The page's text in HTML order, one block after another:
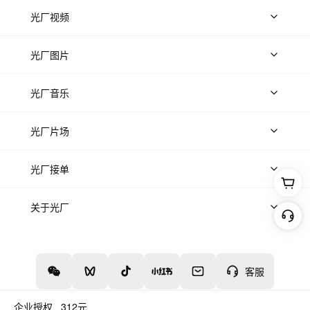
企业授权 312元
客服
光厂视频
上传视频
光厂图片
上传图片
光厂音乐
热门音乐
光厂片场
上传案例
光厂接单
上架服务
关于光厂